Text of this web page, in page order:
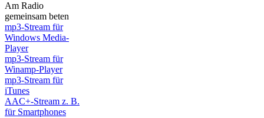
Am Radio
gemeinsam beten
mp3-Stream für
Windows Media-
Player
mp3-Stream für
Winamp-Player
mp3-Stream für
iTunes
AAC+-Stream z. B.
für Smartphones